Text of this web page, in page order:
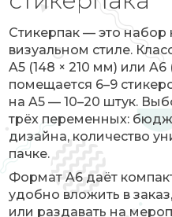
Стикерпак — это набор
визуальном стиле.
A5 (148 × 210 мм) или A6
помещается 6–9
на A5 — 10–20 штук.
трёх переменных:
дизайна, количество
пачке.
Формат A6 даёт
удобно вложить в
или раздавать на